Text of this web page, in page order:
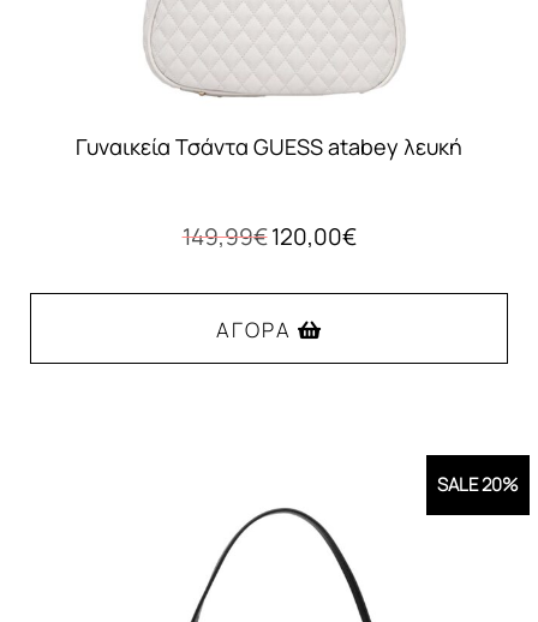
Γυναικεία Τσάντα GUESS atabey λευκή
149,99€ Original
was:
149,99€.
120,00€Η
τιμή
ΑΓΟΡΆ
SALE 20%